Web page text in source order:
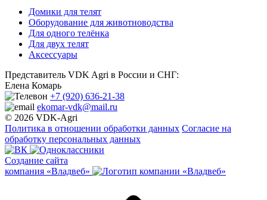
Домики для телят
Оборудование для животноводства
Для одного телёнка
Для двух телят
Аксессуары
Представитель VDK Agri в России и СНГ:
Елена Комарь
+7 (920) 636-21-38
ekomar-vdk@mail.ru
© 2026 VDK-Agri
Политика в отношении обработки данных Согласие на
обработку персональных данных
Создание сайта
компания «Владвеб»